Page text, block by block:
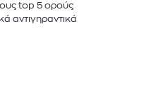
top 5 ορούς
αντιγηραντικά